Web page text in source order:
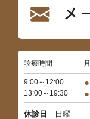
診療時間 月
9:00～12:00 ●
13:00～19:30 ●
休診日
日曜